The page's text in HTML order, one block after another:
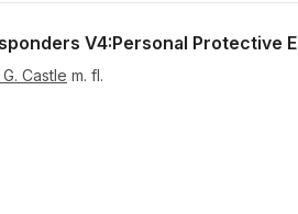
V4:Personal Protective E
Castle m. fl.